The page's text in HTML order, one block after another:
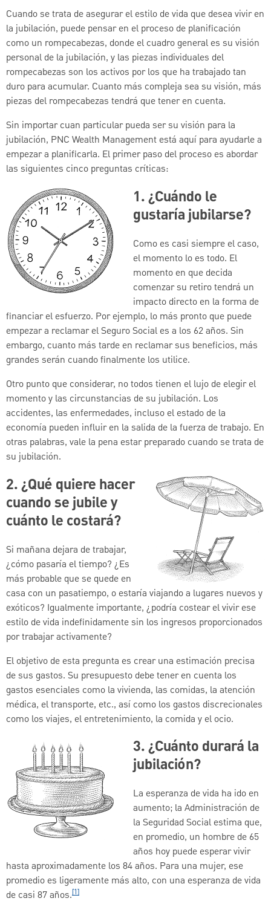
Cuando se trata de asegurar el estilo de vida que desea vivir en
la jubilación, puede pensar en el proceso de planificación
como un rompecabezas, donde el cuadro general es su visión
personal de la jubilación, y las piezas individuales del
rompecabezas son los activos por los que ha trabajado tan
duro para acumular. Cuanto más compleja sea su visión, más
piezas del rompecabezas tendrá que tener en cuenta.
Sin importar cuan particular pueda ser su visión para la
jubilación, PNC Wealth Management está aquí para ayudarle a
empezar a planificarla. El primer paso del proceso es abordar
las siguientes cinco preguntas críticas:
1. ¿Cuándo le
gustaría jubilarse?
Como es casi siempre el caso,
el momento lo es todo. El
momento en que decida
comenzar su retiro tendrá un
impacto directo en la forma de
financiar el esfuerzo. Por ejemplo, lo más pronto que puede
empezar a reclamar el Seguro Social es a los 62 años. Sin
embargo, cuanto más tarde en reclamar sus beneficios, más
grandes serán cuando finalmente los utilice.
Otro punto que considerar, no todos tienen el lujo de elegir el
momento y las circunstancias de su jubilación. Los
accidentes, las enfermedades, incluso el estado de la
economía pueden influir en la salida de la fuerza de trabajo. En
otras palabras, vale la pena estar preparado cuando se trata de
su jubilación.
2. ¿Qué quiere hacer
cuando se jubile y
cuánto le costará?
Si mañana dejara de trabajar,
¿cómo pasaría el tiempo? ¿Es
más probable que se quede en
casa con un pasatiempo, o estaría viajando a lugares nuevos y
exóticos? Igualmente importante, ¿podría costear el vivir ese
estilo de vida indefinidamente sin los ingresos proporcionados
por trabajar activamente?
El objetivo de esta pregunta es crear una estimación precisa
de sus gastos. Su presupuesto debe tener en cuenta los
gastos esenciales como la vivienda, las comidas, la atención
médica, el transporte, etc., así como los gastos discrecionales
como los viajes, el entretenimiento, la comida y el ocio.
3. ¿Cuánto durará la
jubilación?
La esperanza de vida ha ido en
aumento; la Administración de
la Seguridad Social estima que,
en promedio, un hombre de 65
años hoy puede esperar vivir
hasta aproximadamente los 84 años. Para una mujer, ese
promedio es ligeramente más alto, con una esperanza de vida
de casi 87 años.[1]